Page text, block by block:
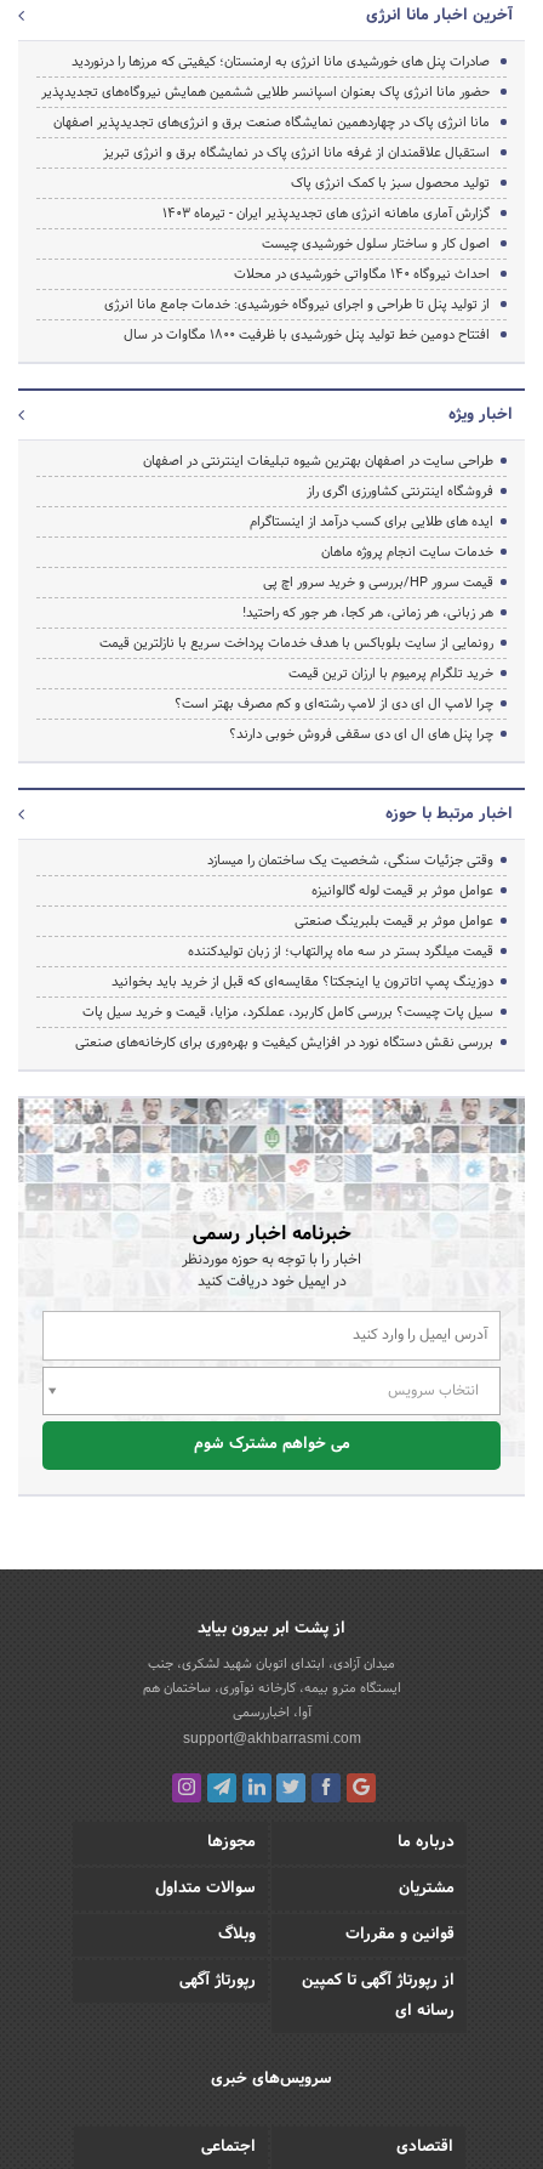
آخرین اخبار مانا انرژی
صادرات پنل های خورشیدی مانا انرژی به ارمنستان؛ کیفیتی که مرزها را درنوردید
حضور مانا انرژی پاک بعنوان اسپانسر طلایی ششمین همایش نیروگاه‌های تجدیدپذیر
مانا انرژی پاک در چهاردهمین نمایشگاه صنعت برق و انرژی‌های تجدیدپذیر اصفهان
استقبال علاقمندان از غرفه مانا انرژی پاک در نمایشگاه برق و انرژی تبریز
تولید محصول سبز با کمک انرژی پاک
گزارش آماری ماهانه انرژی های تجدیدپذیر ایران - تیرماه 1403
اصول کار و ساختار سلول خورشیدی چیست
احداث نیروگاه 140 مگاواتی خورشیدی در محلات
از تولید پنل تا طراحی و اجرای نیروگاه خورشیدی: خدمات جامع مانا انرژی
افتتاح دومین خط تولید پنل خورشیدی با ظرفیت ۱۸۰۰ مگاوات در سال
اخبار ویژه
طراحی سایت در اصفهان بهترین شیوه تبلیغات اینترنتی در اصفهان
فروشگاه اینترنتی کشاورزی اگری راز
ایده های طلایی برای کسب درآمد از اینستاگرام
خدمات سایت انجام پروژه ماهان
قیمت سرور HP/بررسی و خرید سرور اچ پی
هر زبانی، هر زمانی، هر کجا، هر جور که راحتید!
رونمایی از سایت بلوباکس با هدف خدمات پرداخت سریع با نازلترین قیمت
خرید تلگرام پرمیوم با ارزان ترین قیمت
چرا لامپ ال ای دی از لامپ رشته‌ای و کم مصرف بهتر است؟
چرا پنل های ال ای دی سقفی فروش خوبی دارند؟
اخبار مرتبط با حوزه
وقتی جزئیات سنگی، شخصیت یک ساختمان را میسازد
عوامل موثر بر قیمت لوله گالوانیزه
عوامل موثر بر قیمت بلبرینگ صنعتی
قیمت میلگرد بستر در سه ماه پرالتهاب؛ از زبان تولیدکننده
دوزینگ پمپ اتاترون یا اینجکتا؟ مقایسه‌ای که قبل از خرید باید بخوانید
سیل پات چیست؟ بررسی کامل کاربرد، عملکرد، مزایا، قیمت و خرید سیل پات
بررسی نقش دستگاه نورد در افزایش کیفیت و بهره‌وری برای کارخانه‌های صنعتی
خبرنامه اخبار رسمی
اخبار را با توجه به حوزه موردنظر
در ایمیل خود دریافت کنید
انتخاب سرویس
می خواهم مشترک شوم
از پشت ابر بیرون بیاید
میدان آزادی، ابتدای اتوبان شهید لشکری، جنب
ایستگاه مترو بیمه، کارخانه نوآوری، ساختمان هم
آوا، اخباررسمی
support@akhbarrasmi.com
درباره ما
مجوزها
مشتریان
سوالات متداول
قوانین و مقررات
وبلاگ
از رپورتاژ آگهی تا کمپین
رسانه ای
رپورتاژ آگهی
سرویس‌های خبری
اقتصادی اجتماعی